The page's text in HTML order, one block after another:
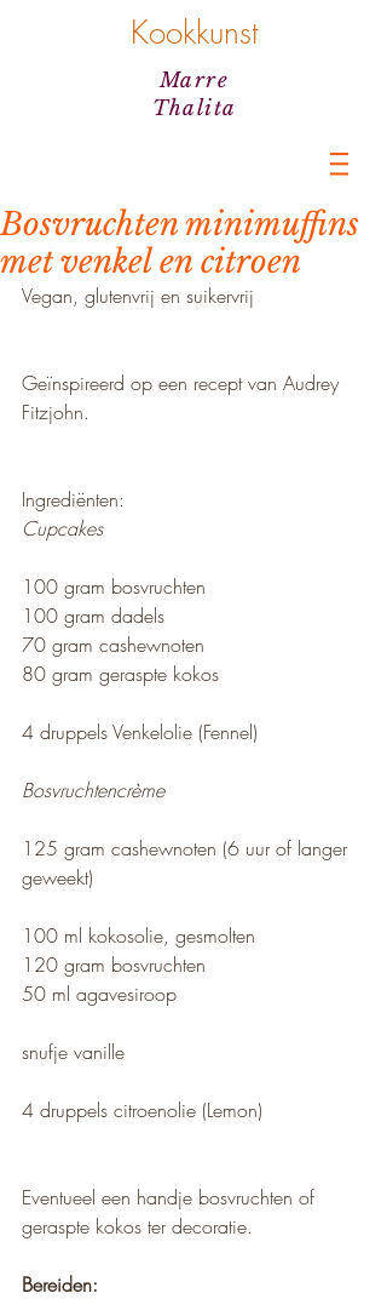
Kookkunst
Marre
Thalita
Bosvruchten minimuffins
met venkel en citroen
Vegan, glutenvrij en suikervrij
Geïnspireerd op een recept van Audrey
Fitzjohn.
Ingrediënten:
Cupcakes
100 gram bosvruchten
100 gram dadels
70 gram cashewnoten
80 gram geraspte kokos
4 druppels Venkelolie (Fennel)
Bosvruchtencrème
125 gram cashewnoten (6 uur of langer
geweekt)
100 ml kokosolie, gesmolten
120 gram bosvruchten
50 ml agavesiroop
snufje vanille
4 druppels citroenolie (Lemon)
Eventueel een handje bosvruchten of
geraspte kokos ter decoratie.
Bereiden: